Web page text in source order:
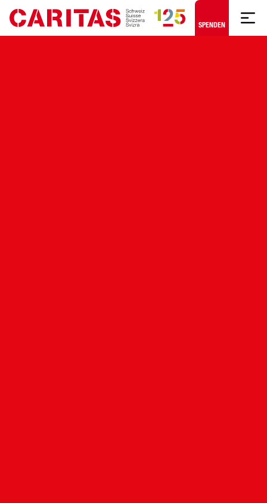
Zum Hauptinhalt springen
SPENDEN